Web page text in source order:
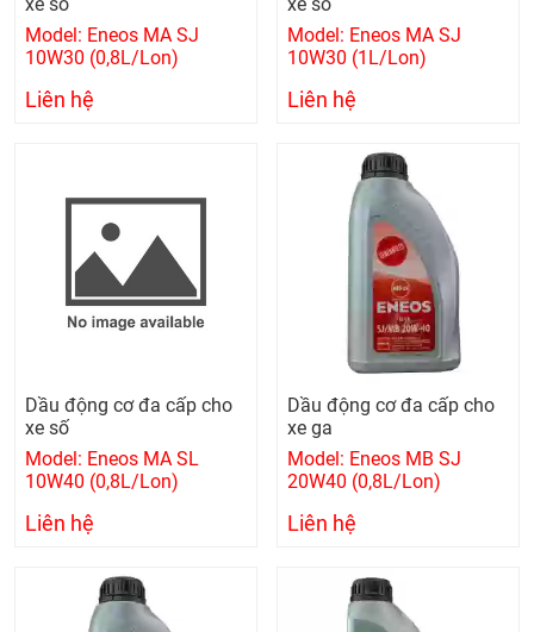
Model: Eneos MA SJ
10W30 (0,8L/Lon)
Liên hệ
Model: Eneos MA SJ
10W30 (1L/Lon)
Liên hệ
Dầu động cơ đa cấp cho
xe số
Model: Eneos MA SL
10W40 (0,8L/Lon)
Liên hệ
Dầu động cơ đa cấp cho
xe ga
Model: Eneos MB SJ
20W40 (0,8L/Lon)
Liên hệ